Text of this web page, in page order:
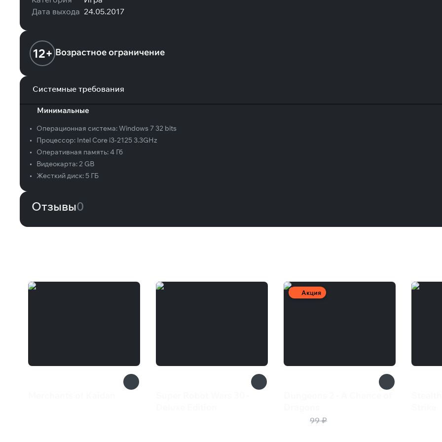
Дата выхода 24.05.2017
12+ Возрастное ограничение
Системные требования
Минимальные
• Операционная система:Windows 7 32 bits
•
Процессор: Intel Core i3-2125 3.3GHz
•
Оперативная память:4 Гб
•
Видеокарта:2 GB
•
Жесткий диск: 5 ГБ
Отзывы0
Акция
99 ₽